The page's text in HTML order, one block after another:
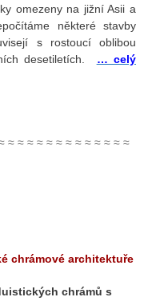
omezeny na jižní Asii a
některé stavby
s rostoucí oblibou
desetiletích. … celý
≈ ≈ ≈ ≈ ≈ ≈ ≈ ≈ ≈ ≈ ≈ ≈ ≈
chrámové architektuře
chrámů s